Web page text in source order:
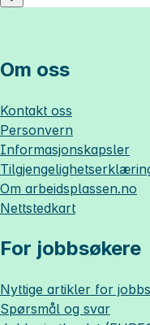
Om oss
Kontakt oss
Personvern
Informasjonskapsler
Om arbeidsplassen.no
Nettstedkart
For jobbsøkere
Nyttige artikler for
Spørsmål og svar